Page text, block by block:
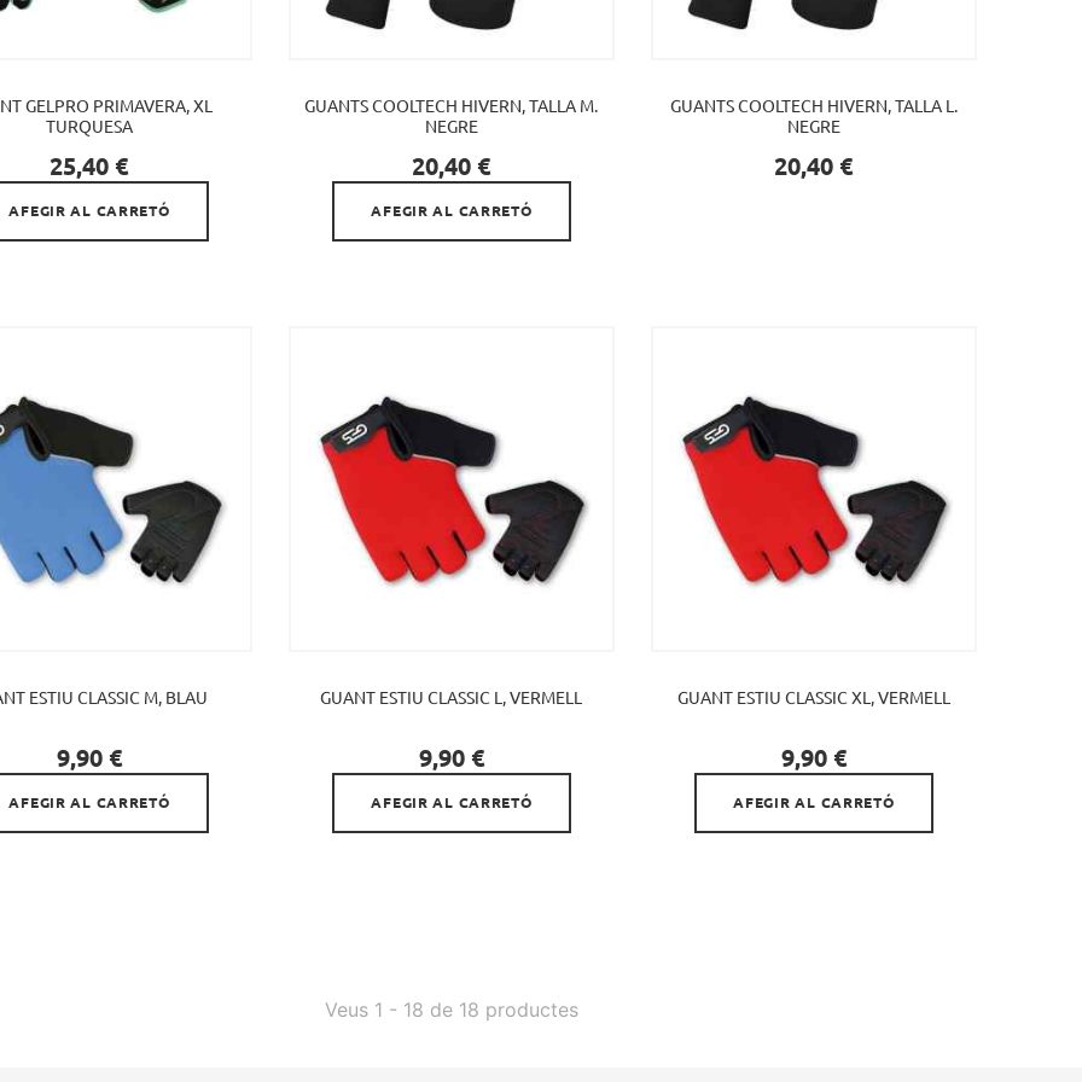
GELPRO PRIMAVERA, XL
TURQUESA
Preu
25,40 €

AFEGIR AL CARRETÓ
GUANTS COOLTECH HIVERN, TALLA M.
NEGRE
Preu
20,40 €

AFEGIR AL CARRETÓ
GUANTS COOLTECH HIVERN, TALLA L.
NEGRE
Preu
20,40 €
ESTIU CLASSIC M, BLAU
Preu
9,90 €

AFEGIR AL CARRETÓ
GUANT ESTIU CLASSIC L, VERMELL
Preu
9,90 €

AFEGIR AL CARRETÓ
GUANT ESTIU CLASSIC XL, VERMELL
Preu
9,90 €

AFEGIR AL CARRETÓ
Veus 1 - 18 de 18 productes